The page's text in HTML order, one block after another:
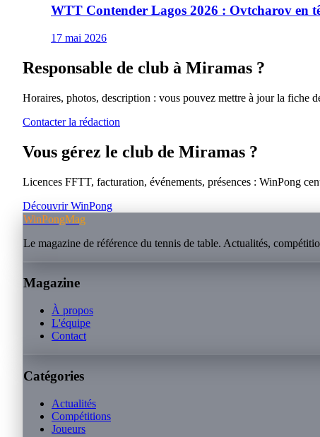
WTT Contender Lagos 2026 : Ovtcharov en
17 mai 2026
Responsable de club à Miramas ?
Horaires, photos, description : vous pouvez mettre à jour la fiche
Contacter la rédaction
Vous gérez le club de Miramas ?
Licences FFTT, facturation, événements, présences : WinPong
Découvrir WinPong
WinPongMag
Le magazine de référence du tennis de table. Actualités,
Magazine
À propos
L'équipe
Contact
Catégories
Actualités
Compétitions
Joueurs